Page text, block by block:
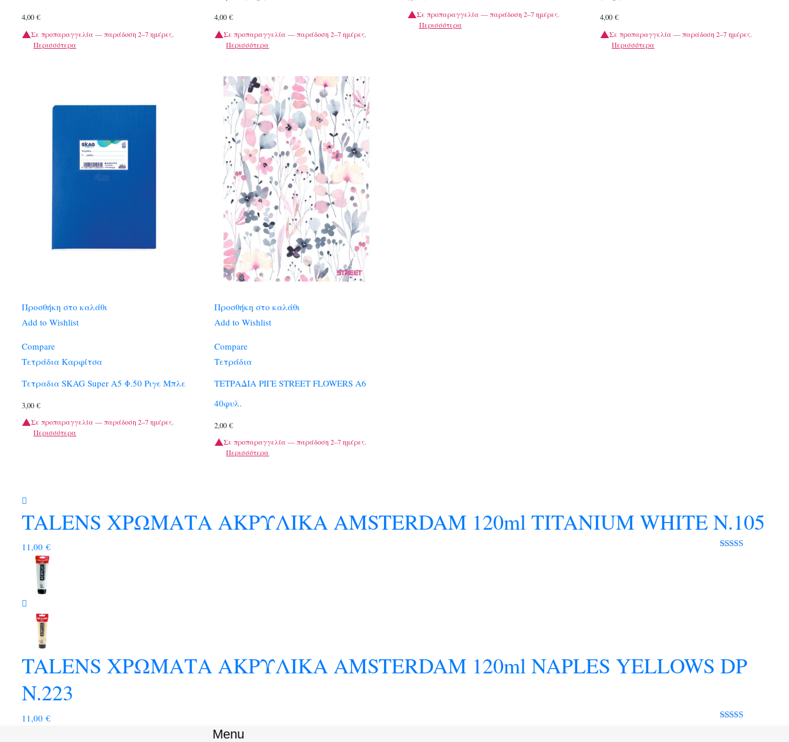
4,00 €
Σε προπαραγγελία — παράδοση 2–7 ημέρες.
Περισσότερα
4,00€
Σε προπαραγγελία — παράδοση 2–7 ημέρες.
Περισσότερα
Σε προπαραγγελία — παράδοση 2–7 ημέρες.
Περισσότερα
4,00 €
Σε προπαραγγελία — παράδοση 2–7 ημέρες.
Περισσότερα
Προσθήκη στο καλάθι
Add to Wishlist
Compare
Τετράδια Καρφίτσα
Τετραδια SKAG Super Α5 Φ.50 Ριγε Μπλε
3,00 €
Σε προπαραγγελία — παράδοση 2–7 ημέρες.
Περισσότερα
Προσθήκη στο καλάθι
Add to Wishlist
Compare
Τετράδια
ΤΕΤΡΑΔΙΑ ΡΙΓΕ STREET FLOWERS Α6
40φυλ.
2,00€
Σε προπαραγγελία — παράδοση 2–7 ημέρες.
Περισσότερα
TALENS ΧΡΩΜΑΤΑ ΑΚΡΥΛΙΚΑ AMSTERDAM 120ml TITANIUM WHITE N.105
11,00 €
TALENS ΧΡΩΜΑΤΑ ΑΚΡΥΛΙΚΑ AMSTERDAM 120ml NAPLES YELLOWS DP
N.223
11,00 €
Menu